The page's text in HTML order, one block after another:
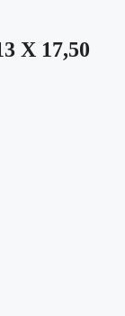
X 17,50